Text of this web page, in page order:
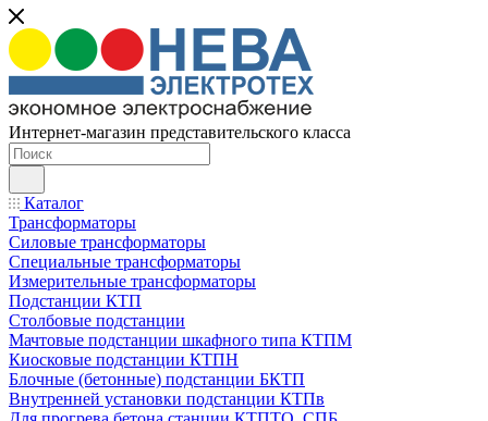
Интернет-магазин представительского класса
Каталог
Трансформаторы
Силовые трансформаторы
Специальные трансформаторы
Измерительные трансформаторы
Подстанции КТП
Столбовые подстанции
Мачтовые подстанции шкафного типа КТПМ
Киосковые подстанции КТПН
Блочные (бетонные) подстанции БКТП
Внутренней установки подстанции КТПв